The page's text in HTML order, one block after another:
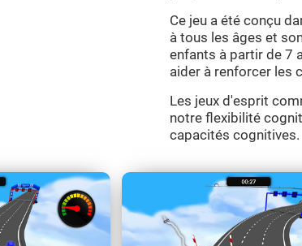
Ce jeu a été conçu
à tous les âges et
enfants à partir de 7
aider à renforcer les
Les jeux d'esprit
notre flexibilité
capacités cognitives.